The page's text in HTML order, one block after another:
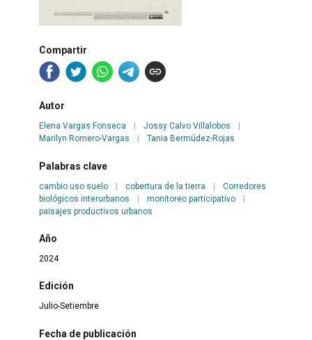
Compartir
Autor
Elena Vargas Fonseca Jossy Calvo Villalobos
Marilyn Romero-Vargas
Tania Bermúdez-Rojas
Palabras clave
cambio uso suelo | cobertura de la tierra |
Corredores
biológicos interurbanos
| monitoreo participativo
|
paisajes productivos urbanos
Año
2024
Edición
Julio-Setiembre
Fecha de publicación